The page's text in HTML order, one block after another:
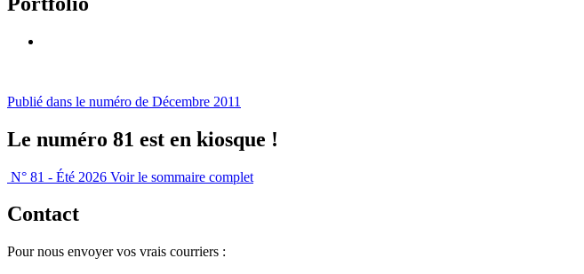
Publié dans le numéro de Décembre 2011
Le numéro 81 est en kiosque !
N° 81 - Été 2026 Voir le sommaire complet
Contact
Pour nous envoyer vos vrais courriers :